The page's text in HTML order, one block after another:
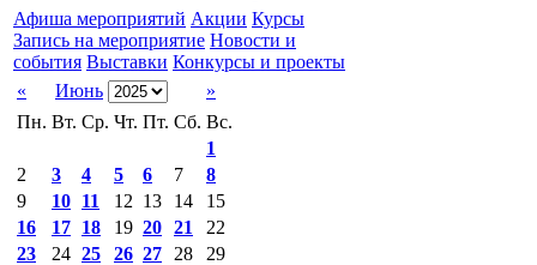
Афиша мероприятий Акции Курсы
Запись на мероприятие Новости и
события Выставки Конкурсы и проекты
«
Июнь
»
Пн. Вт. Ср. Чт. Пт. Сб. Вс.
1
2
3 4 5 6 7
8
9
10 11 12 13 14
15
16
17 18 19 20 21
22
23
24 25 26 27 28
29